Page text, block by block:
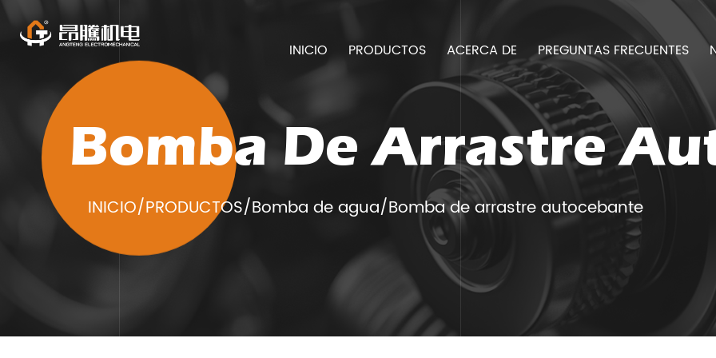
INICIO PRODUCTOS ACERCA DE PREGUNTAS FRECUENTES
Bomba De Arrastre
INICIO/PRODUCTOS/Bomba de agua/Bomba de arrastre autocebante